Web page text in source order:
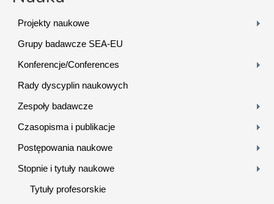
Projekty naukowe
Grupy badawcze SEA-EU
Konferencje/Conferences
Rady dyscyplin naukowych
Zespoły badawcze
Czasopisma i publikacje
Postępowania naukowe
Stopnie i tytuły naukowe
Tytuły profesorskie